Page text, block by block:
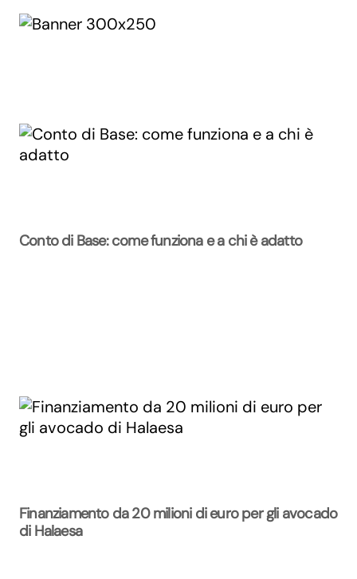
Conto di Base: come funziona e a chi è adatto
Finanziamento da 20 milioni di euro per gli avocado
di Halaesa